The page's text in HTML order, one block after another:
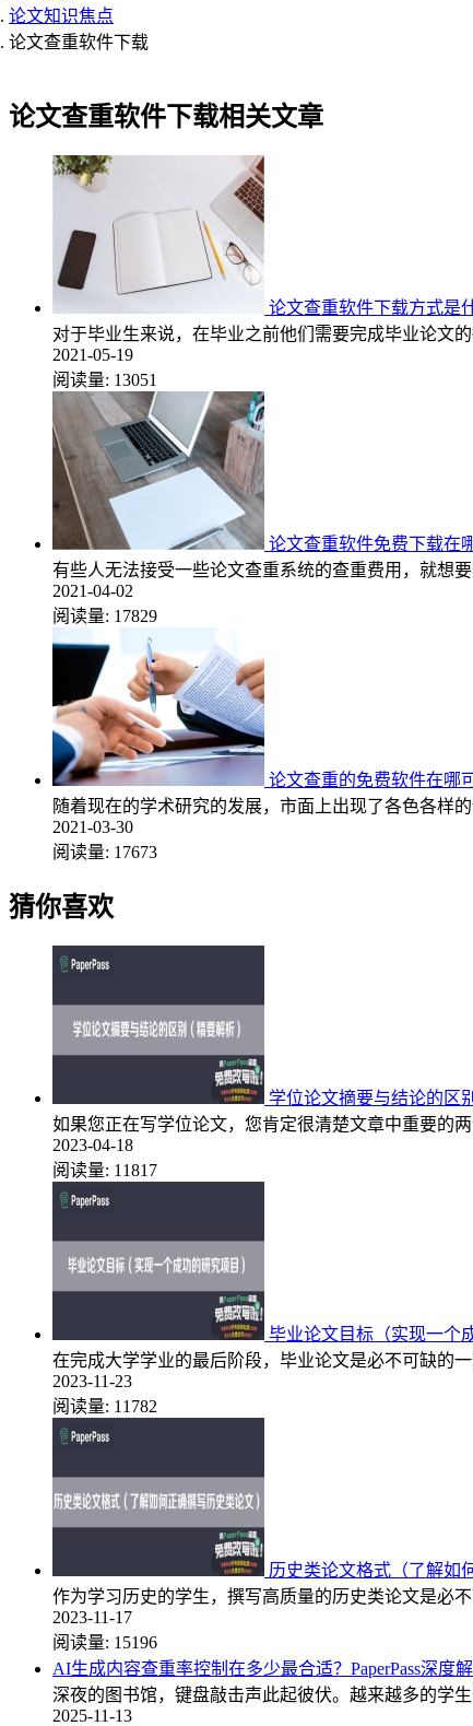
论文知识焦点
论文查重软件下载
论文查重软件下载相关文章
论文查重软件下载方式是
对于毕业生来说，在毕业之前他们需要完成毕业论文
2021-05-19
阅读量: 13051
论文查重软件免费下载在
有些人无法接受一些论文查重系统的查重费用，就想
2021-04-02
阅读量: 17829
论文查重的免费软件在哪
随着现在的学术研究的发展，市面上出现了各色各样
2021-03-30
阅读量: 17673
猜你喜欢
学位论文摘要与结论的区
如果您正在写学位论文，您肯定很清楚文章中重要的
2023-04-18
阅读量: 11817
毕业论文目标（实现一个
在完成大学学业的最后阶段，毕业论文是必不可缺的
2023-11-23
阅读量: 11782
历史类论文格式（了解如
作为学习历史的学生，撰写高质量的历史类论文是必
2023-11-17
阅读量: 15196
AI生成内容查重率控制在多少最合适？PaperPass深度
深夜的图书馆，键盘敲击声此起彼伏。越来越多的学
2025-11-13